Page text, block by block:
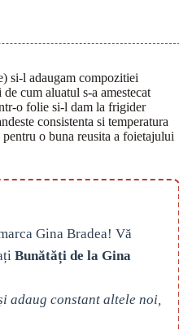
si-l adaugam compozitiei
cum aluatul s-a amestecat
o folie si-l dam la frigider
consistenta si temperatura
o buna reusita a foietajului
Gina Bradea! Vă
Bunătăți de la Gina
adaug constant altele noi,